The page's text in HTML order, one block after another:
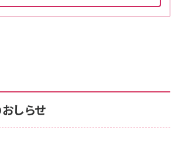
￥880
anan(アンアン)2026/06/24号 No.2500増刊
スペシャルエディション[王道エンタメの矜持／
サポート正規品 メーカー保証5年 KLMEA128G
NIMASO ガラスフィルム iPhone 17 用 保護フィ
サポート正規品 メーカー保証5年 KLMEA128G
Amazon eギフトカード - Amazonロゴ - クラ
しらせ